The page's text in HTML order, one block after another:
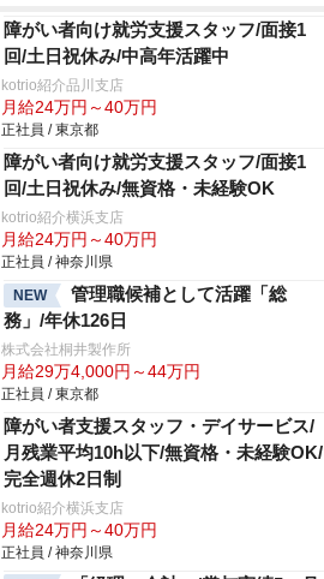
障がい者向け就労支援スタッフ/面接1
回/土日祝休み/中高年活躍中
kotrio紹介品川支店
月給24万円～40万円
正社員 / 東京都
障がい者向け就労支援スタッフ/面接1
回/土日祝休み/無資格・未経験OK
kotrio紹介横浜支店
月給24万円～40万円
正社員 / 神奈川県
NEW
管理職候補として活躍「総
務」/年休126日
株式会社桐井製作所
月給29万4,000円～44万円
正社員 / 東京都
障がい者支援スタッフ・デイサービス/
月残業平均10h以下/無資格・未経験OK/
完全週休2日制
kotrio紹介横浜支店
月給24万円～40万円
正社員 / 神奈川県